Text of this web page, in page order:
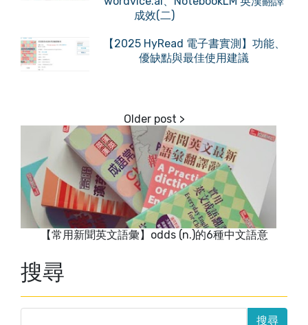
成效(二)
【2025 HyRead 電子書實測】功能、
優缺點與最佳使用建議
【常用新聞英文語彙】odds (n.)的6種中文語意
搜尋